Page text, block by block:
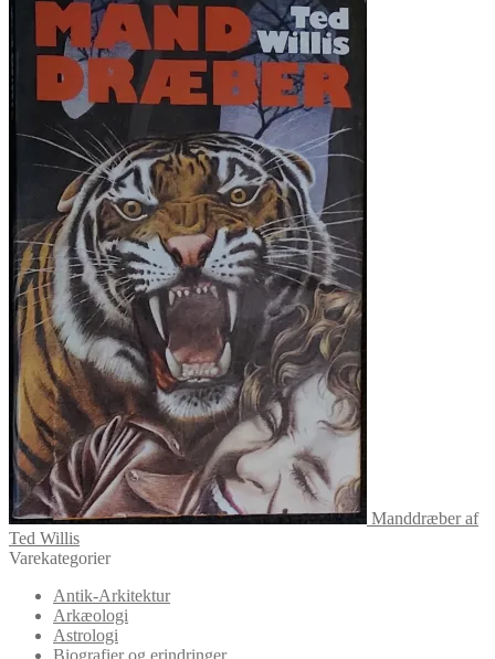
Manddræber af
Ted Willis
Varekategorier
Antik-Arkitektur
Arkæologi
Astrologi
Biografier og erindringer